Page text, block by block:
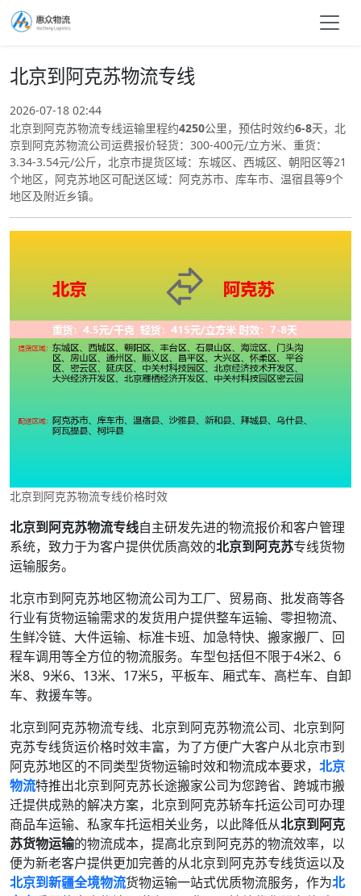
北京到阿克苏物流专线
2026-07-18 02:44
北京到阿克苏物流专线运输里程约4250公里，预估时效约6-8天，北
京到阿克苏物流公司运费报价轻货：300-400元/立方米、重货：
3.34-3.54元/公斤，北京市提货区域：东城区、西城区、朝阳区等21
个地区，阿克苏地区可配送区域：阿克苏市、库车市、温宿县等9个
地区及附近乡镇。
北京到阿克苏物流专线价格时效
北京到阿克苏物流专线自主研发先进的物流报价和客户管理
系统，致力于为客户提供优质高效的北京到阿克苏专线货物
运输服务。
北京市到阿克苏地区物流公司为工厂、贸易商、批发商等各
行业有货物运输需求的发货用户提供整车运输、零担物流、
生鲜冷链、大件运输、标准卡班、加急特快、搬家搬厂、回
程车调用等全方位的物流服务。车型包括但不限于4米2、6
米8、9米6、13米、17米5，平板车、厢式车、高栏车、自卸
车、救援车等。
北京到阿克苏物流专线、北京到阿克苏物流公司、北京到阿
克苏专线货运价格时效丰富，为了方便广大客户从北京市到
阿克苏地区的不同类型货物运输时效和物流成本要求， 北京
物流特推出北京到阿克苏长途搬家公司为您跨省、跨城市搬
迁提供成熟的解决方案，北京到阿克苏轿车托运公司可办理
商品车运输、私家车托运相关业务，以此降低从北京到阿克
苏货物运输的物流成本，提高北京到阿克苏的物流效率，以
便为新老客户提供更加完善的从北京到阿克苏专线货运以及
北京到新疆全境物流货物运输一站式优质物流服务，作为北